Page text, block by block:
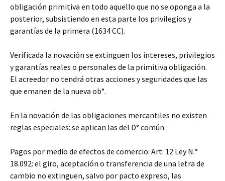
obligación primitiva en todo aquello que no se oponga a la
posterior, subsistiendo en esta parte los privilegios y
garantías de la primera (1634 CC).
Verificada la novación se extinguen los intereses, privilegios
y garantías reales o personales de la primitiva obligación.
El acreedor no tendrá otras acciones y seguridades que las
que emanen de la nueva ob°.
En la novación de las obligaciones mercantiles no existen
reglas especiales: se aplican las del D° común.
Pagos por medio de efectos de comercio: Art. 12 Ley N.°
18.092: el giro, aceptación o transferencia de una letra de
cambio no extinguen, salvo por pacto expreso, las